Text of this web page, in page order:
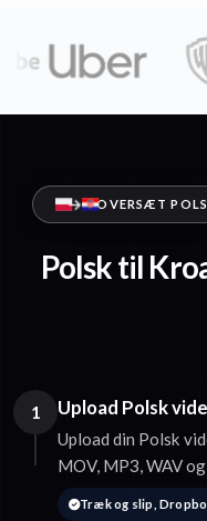
OVERSÆT
Polsk til
1 Upload Polsk
Upload din Polsk
MOV, MP3, WAV
Træk og slip,